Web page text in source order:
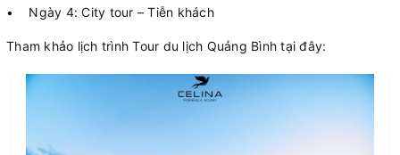
• Ngày 4: City tour – Tiễn khách
Tham khảo lịch trình Tour du lịch Quảng Bình tại đây: